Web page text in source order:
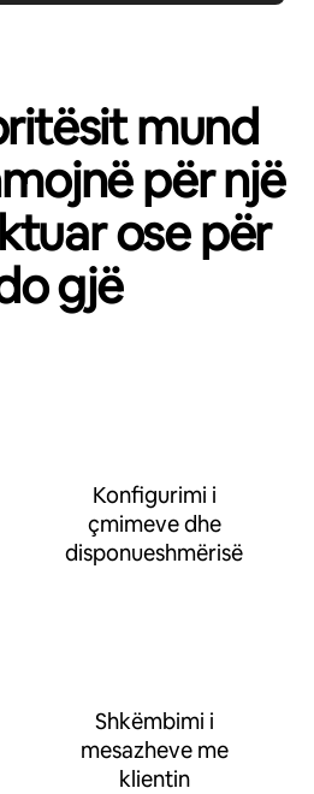
mund
për një
ose për
gjë
Konfigurimi i
çmimeve dhe
disponueshmërisë
Shkëmbimi i
mesazheve me
klientin